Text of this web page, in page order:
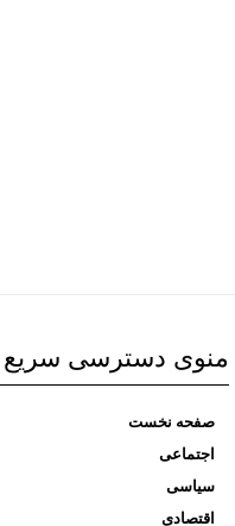
منوی دسترسی سریع
صفحه نخست
اجتماعی
سیاسی
اقتصادی